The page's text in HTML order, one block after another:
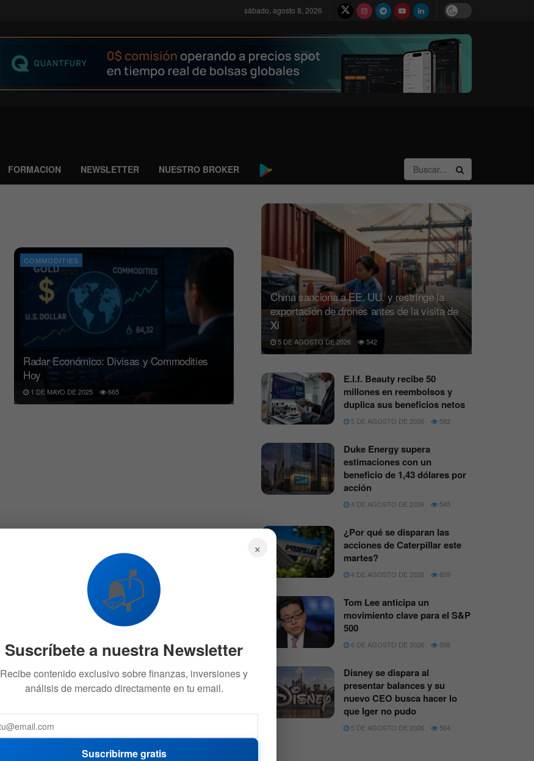
sábado, agosto 8, 2026
FORMACION NEWSLETTER NUESTRO BROKER
COMMODITIES
Radar Económico: Divisas y Commodities
Hoy
1 DE MAYO DE 2025 665
China sanciona a EE. UU. y restringe la
exportación de drones antes de la visita de
Xi
5 DE AGOSTO DE 2026 542
E.l.f. Beauty recibe 50
millones en reembolsos y
duplica sus beneficios netos
5 DE AGOSTO DE 2026 582
Duke Energy supera
estimaciones con un
beneficio de 1,43 dólares por
acción
4 DE AGOSTO DE 2026 545
¿Por qué se disparan las
acciones de Caterpillar este
martes?
4 DE AGOSTO DE 2026 609
Tom Lee anticipa un
movimiento clave para el S&P
500
6 DE AGOSTO DE 2026 598
Disney se dispara al
presentar balances y su
nuevo CEO busca hacer lo
que Iger no pudo
5 DE AGOSTO DE 2026 564
×
📬
Suscríbete a nuestra Newsletter
Recibe contenido exclusivo sobre finanzas, inversiones y
análisis de mercado directamente en tu email.
Suscribirme gratis